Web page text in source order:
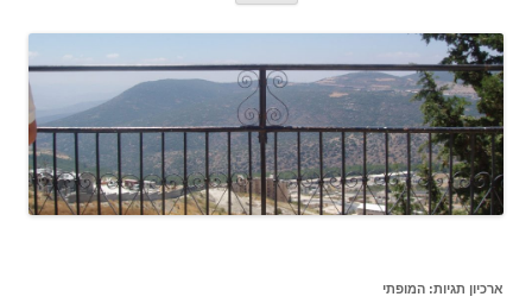
ארכיון תגיות: המופתי